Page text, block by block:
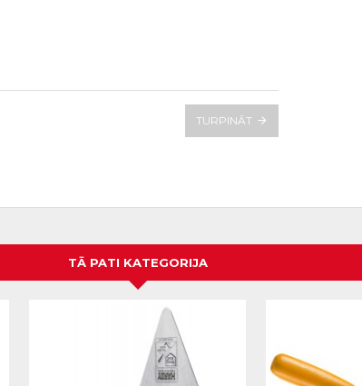
TURPINĀT
TĀ PATI KATEGORIJA